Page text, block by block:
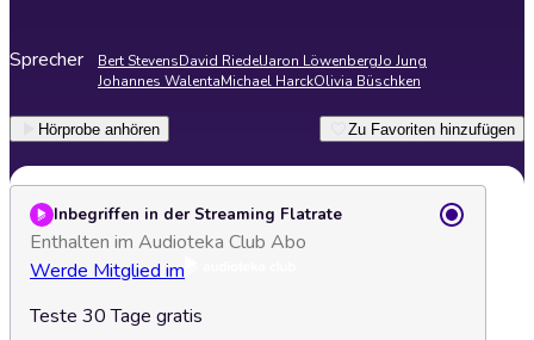
Sprecher Bert StevensDavid RiedelJaron LöwenbergJo Jung
Johannes WalentaMichael HarckOlivia Büschken
Hörprobe anhören Zu Favoriten hinzufügen
Inbegriffen in der Streaming Flatrate
Enthalten im Audioteka Club Abo
Werde Mitglied im
Teste 30 Tage gratis